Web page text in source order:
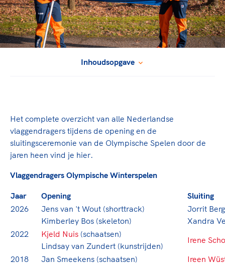
Sportonderzoek
Sportakkoord II
Nieuwspagina
Columns
Sport verenigt. Op sportclubs, pleintjes, tijdens een
te skaten of naar de sportschool te gaan. Door samen
Hassan, Rico Verhoeven, Diede de Groot en het
te genieten van de karatewedstrijd van je dochter, de
moeder of de hockeywedstrijd van je buurjongen.
Veilige en integere sport
Diversiteit en inclusie
Gezonde sportomgeving
Bekwaam sportkader
Sportmatch
Clubacties
Handboek Wet- en Regelgeving
Opleidingen en trainingen
High5 Stappenplan
Ruimte voor sport
Clubondersteuning
Beroepskrachten
TeamNL Academie Kalender
Kennisaanbod TeamNL Experts
Europese Spelen Istanbul 2027
Topsportbeleid
Top teamsportcompetities
De TeamNL Academie
De TeamNL Academie biedt een leer- en
Inhoudsopgave
Het complete overzicht van alle Nederlandse
vlaggendragers tijdens de opening en de
sluitingsceremonie van de Olympische Spelen door de
jaren heen vind je hier.
Vlaggendragers Olympische Winterspelen
Jaar Opening
Sluiting
2026
Jens van 't Wout (shorttrack)
Kimberley Bos (skeleton)
Jorrit
Xandra
2022
Kjeld Nuis (schaatsen)
Lindsay van Zundert (kunstrijden)
Irene
2018
Jan Smeekens (schaatsen)
Ireen